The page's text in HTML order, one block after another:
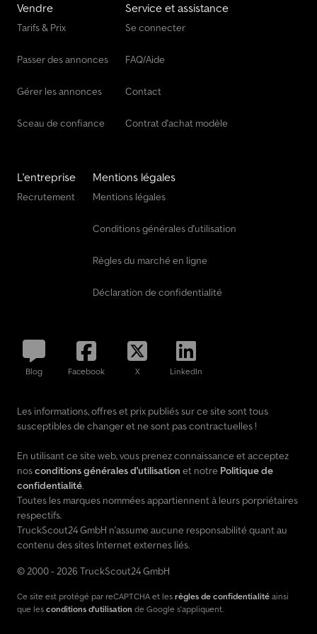
Vendre
Tarifs & Prix
Passer des annonces
Gérer les annonces
Sceau de confiance
Service et assistance
Se connecter
FAQ/Aide
Contact
Contrat d'achat modèle
L'entreprise
Recrutement
Mentions légales
Mentions légales
Conditions générales d'utilisation
Règles du marché en ligne
Déclaration de confidentialité
Blog Facebook X LinkedIn
Les informations, offres et prix publiés sur ce site sont tous
susceptibles de changer et ne sont pas contractuelles !
En utilisant ce site web, vous prenez connaissance et acceptez
nosconditions générales d'utilisation et notre Politique de
confidentialité.
Toutes les marques nommées appartiennent à leurs porpriétaires
respectifs.
TruckScout24 GmbH n'assume aucune responsabilité quant au
contenu des sites Internet externes liés.
© 2000 - 2026 TruckScout24 GmbH
Ce site est protégé par reCAPTCHA et les règles de confidentialité ainsi
que les conditions d'utilisation de Google s'appliquent.